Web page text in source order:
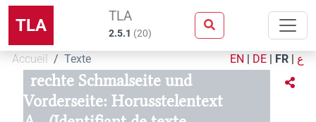
TLA TLA
2.5.1 (20)
Accueil Texte EN | DE | FR | ع
rechte Schmalseite und
Vorderseite: Horusstelentext